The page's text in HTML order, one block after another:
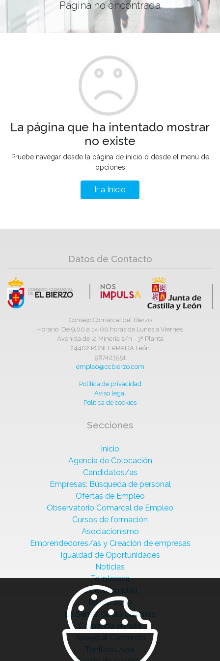
Página no encontrada
La página que ha intentado mostrar
no existe
Pruebe navegar desde la página de inicio o desde el menú de
opciones
Ir a Inicio
Datos de Contacto
Consejo Comarcal del Bierzo
Horario: De 9,00 a 14,00 horas de Lunes a Viernes
Avenida de la Minería s/n - 3ª Planta
24402 PONFERRADA León
987423551
empleo@ccbierzo.com
Política de privacidad
Aviso legal
Política de cookies
Secciones
Inicio
Agencia de Colocación
Candidatos/as
Empresas: Búsqueda de personal
Ofertas de Empleo
Observatorio Comarcal de Empleo
Cursos de formación
Asociacionismo
Emprendedores/as y Creación de empresas
Igualdad de Oportunidades
Noticias
Te interesa
Ciberseguridad
Bierzo 2030
La Senda de las Cantinas
Comanda en ruta
Apoyo al Comercio
Territorio Azul